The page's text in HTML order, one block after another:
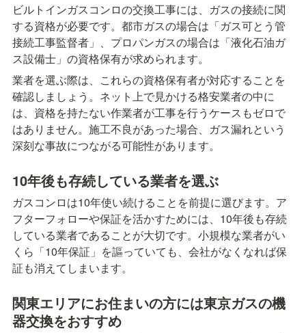
ビルトインガスコンロの交換工事には、ガスの接続に関
する資格が必要です。都市ガスの場合は「ガス可とう管
接続工事監督者」、プロパンガスの場合は「液化石油ガ
ス設備士」の資格保有が求められます。
業者を選ぶ際は、これらの資格保有者が対応することを
確認しましょう。ネット上で見かける格安業者の中に
は、資格を持たない作業者が工事を行うケースもゼロで
はありません。施工不良があった場合、ガス漏れという
深刻な事故につながる可能性があります。
10年後も存続している業者を選ぶ
ガスコンロは10年使い続けることを前提に選びます。ア
フターフォローや保証を活かすためには、10年後も存続
している業者であることが大切です。小規模な業者がい
くら「10年保証」を謳っていても、会社がなくなれば保
証も消えてしまいます。
関東エリアにお住まいの方には東京ガスの機
器交換をおすすめ